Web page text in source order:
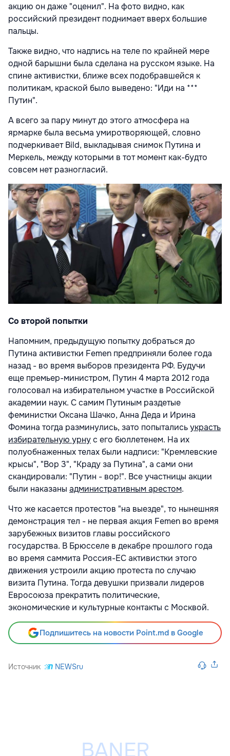
акцию он даже "оценил". На фото видно, как
российский президент поднимает вверх большие
пальцы.
Также видно, что надпись на теле по крайней мере
одной барышни была сделана на русском языке. На
спине активистки, ближе всех подобравшейся к
политикам, краской было выведено: "Иди на ***
Путин".
А всего за пару минут до этого атмосфера на
ярмарке была весьма умиротворяющей, словно
подчеркивает Bild, выкладывая снимок Путина и
Меркель, между которыми в тот момент как-будто
совсем нет разногласий.
Со второй попытки
Напомним, предыдущую попытку добраться до
Путина активистки Femen предприняли более года
назад - во время выборов президента РФ. Будучи
еще премьер-министром, Путин 4 марта 2012 года
голосовал на избирательном участке в Российской
академии наук. С самим Путиным раздетые
феминистки Оксана Шачко, Анна Деда и Ирина
Фомина тогда разминулись, зато попыталисьукрасть
избирательную урнус его бюллетенем. На их
полуобнаженных телах были надписи: "Кремлевские
крысы", "Вор 3", "Краду за Путина", а сами они
скандировали: "Путин - вор!". Все участницы акции
были наказаны административным арестом.
Что же касается протестов "на выезде", то нынешняя
демонстрация тел - не первая акция Femen во время
зарубежных визитов главы российского
государства. В Брюсселе в декабре прошлого года
во время саммита Россия-ЕС активистки этого
движения устроили акцию протеста по случаю
визита Путина. Тогда девушки призвали лидеров
Евросоюза прекратить политические,
экономические и культурные контакты с Москвой.
Подпишитесь на новости Point.md в Google
Источник NEWSru